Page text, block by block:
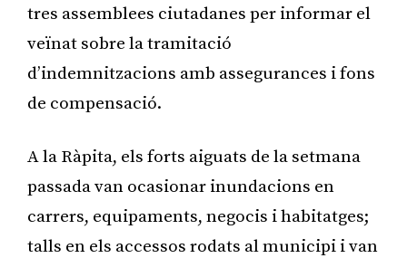
tres assemblees ciutadanes per informar el
veïnat sobre la tramitació
d’indemnitzacions amb assegurances i fons
de compensació.
A la Ràpita, els forts aiguats de la setmana
passada van ocasionar inundacions en
carrers, equipaments, negocis i habitatges;
talls en els accessos rodats al municipi i van